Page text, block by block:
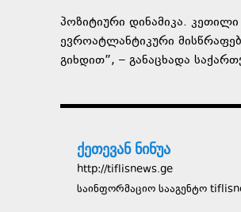
პოზიტიური დინამიკა.
ევროატლანტიკური
გიხდით”, – განაცხადა
ქეთევან ნინუა
http://tiflisnews.ge
საინფორმაციო სააგენტო